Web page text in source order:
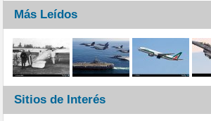
Más Leídos
Sitios de Interés